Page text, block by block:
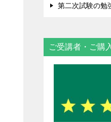
第二次試験の勉
ご受講者・ご購